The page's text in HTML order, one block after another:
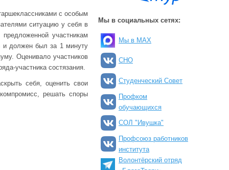
с особым
ситуацию у себя в
участникам
и должен был за 1 минуту
Оценивало участников
участника состязания.
себя, оценить свои
решать споры
Мы в социальных сетях:
Мы в MAX
СНО
Студенческий Совет
Профком
обучающихся
СОЛ "Ивушка"
Профсоюз работников
института
Волонтёрский отряд